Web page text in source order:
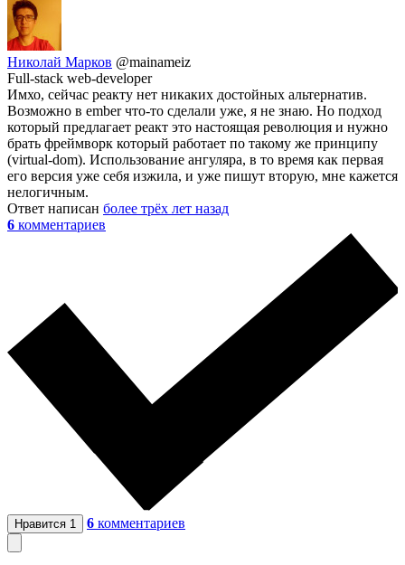
Николай Марков @mainameiz
Full-stack web-developer
Имхо, сейчас реакту нет никаких достойных альтернатив.
Возможно в ember что-то сделали уже, я не знаю. Но подход
который предлагает реакт это настоящая революция и нужно
брать фреймворк который работает по такому же принципу
(virtual-dom). Использование ангуляра, в то время как первая
его версия уже себя изжила, и уже пишут вторую, мне кажется
нелогичным.
Ответ написан более трёх лет назад
6 комментариев
Нравится 1 6 комментариев